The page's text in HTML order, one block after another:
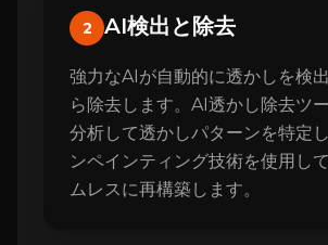
2 AI検出と除去
強力なAIが自動的に透かしを検
ら除去します。AI透かし除去ツ
分析して透かしパターンを特定
ンペインティング技術を使用し
ムレスに再構築します。